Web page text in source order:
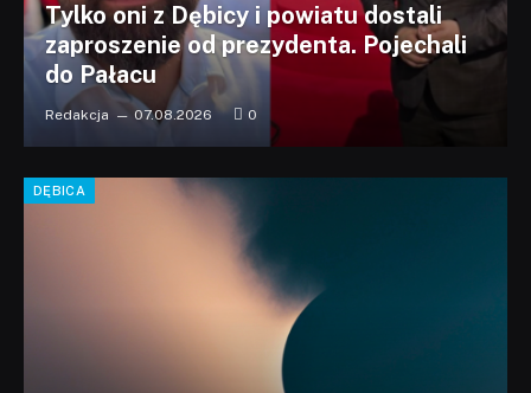
Tylko oni z Dębicy i powiatu dostali
zaproszenie od prezydenta. Pojechali
do Pałacu
Redakcja 07.08.2026 0
DĘBICA